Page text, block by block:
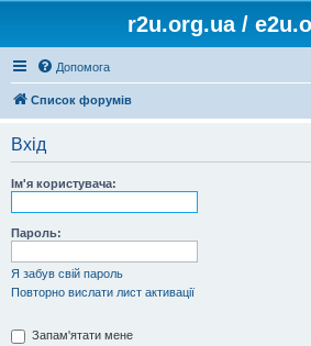
r2u.org.ua /
Допомога
Список форумів
Вхід
Ім'я користувача:
Пароль:
Я забув свій пароль
Повторно вислати лист активації
Запам'ятати мене